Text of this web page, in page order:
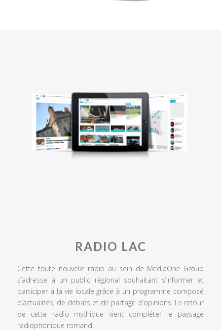
RADIO LAC
Cette toute nouvelle radio au sein de MediaOne Group
s’adresse à un public régional souhaitant s’informer et
participer à la vie locale grâce à un programme composé
d’actualités, de débats et de partage d’opinions. Le retour
de cette radio mythique vient compléter le paysage
radiophonique romand.